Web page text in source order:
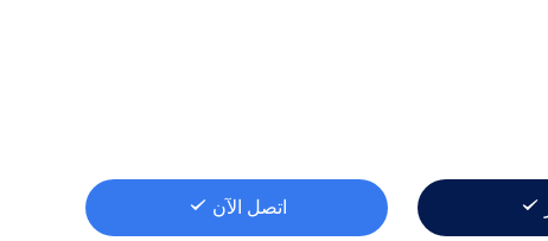
اتصل الآن